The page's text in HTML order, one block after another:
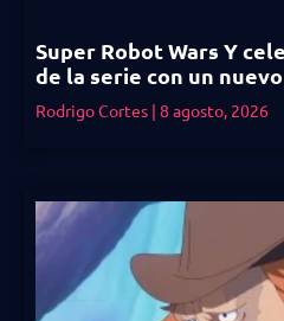
Super Robot Wars Y
de la serie con un nuevo
Rodrigo Cortes 8 agosto, 2026